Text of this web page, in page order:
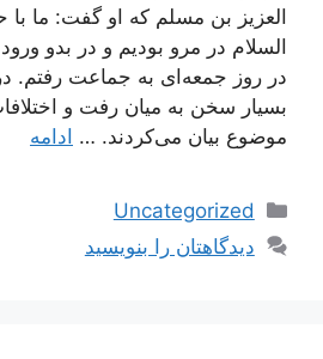
العزيز بن مسلم كه او گفت: ما
السلام در مرو بوديم و در بدو
در روز جمعه‌اى به جماعت‌ رفتم.
بسيار سخن به ميان رفت و
موضوع بيان مى‌كردند. … ادامه
دسته‌ها
Uncategorized
دیدگاهتان را بنویسید